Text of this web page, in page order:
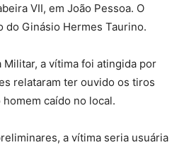
VII, em João Pessoa. O
do Ginásio Hermes Taurino.
Militar, a vítima foi atingida por
relataram ter ouvido os tiros
caído no local.
a vítima seria usuária